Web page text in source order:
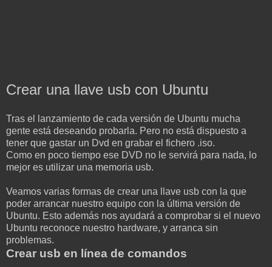
Crear una llave usb con Ubuntu
Tras el lanzamiento de cada versión de Ubuntu mucha
gente está deseando probarla. Pero no está dispuesto a
tener que gastar un Dvd en grabar el fichero .iso.
Como en poco tiempo ese DVD no le servirá para nada, lo
mejor es utilizar una memoria usb.
Veamos varias formas de crear una llave usb con la que
poder arrancar nuestro equipo con la última versión de
Ubuntu. Esto además nos ayudará a comprobar si el nuevo
Ubuntu reconoce nuestro hardware, y arranca sin
problemas.
Crear usb en línea de comandos